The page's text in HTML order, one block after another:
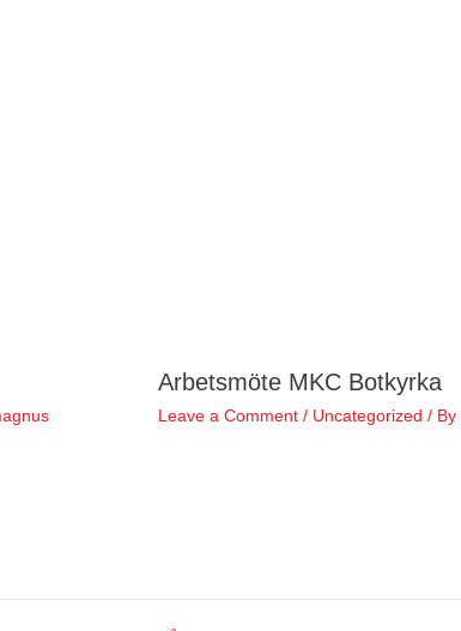
Arbetsmöte MKC Botkyrka
Leave a Comment / Uncategorized / By